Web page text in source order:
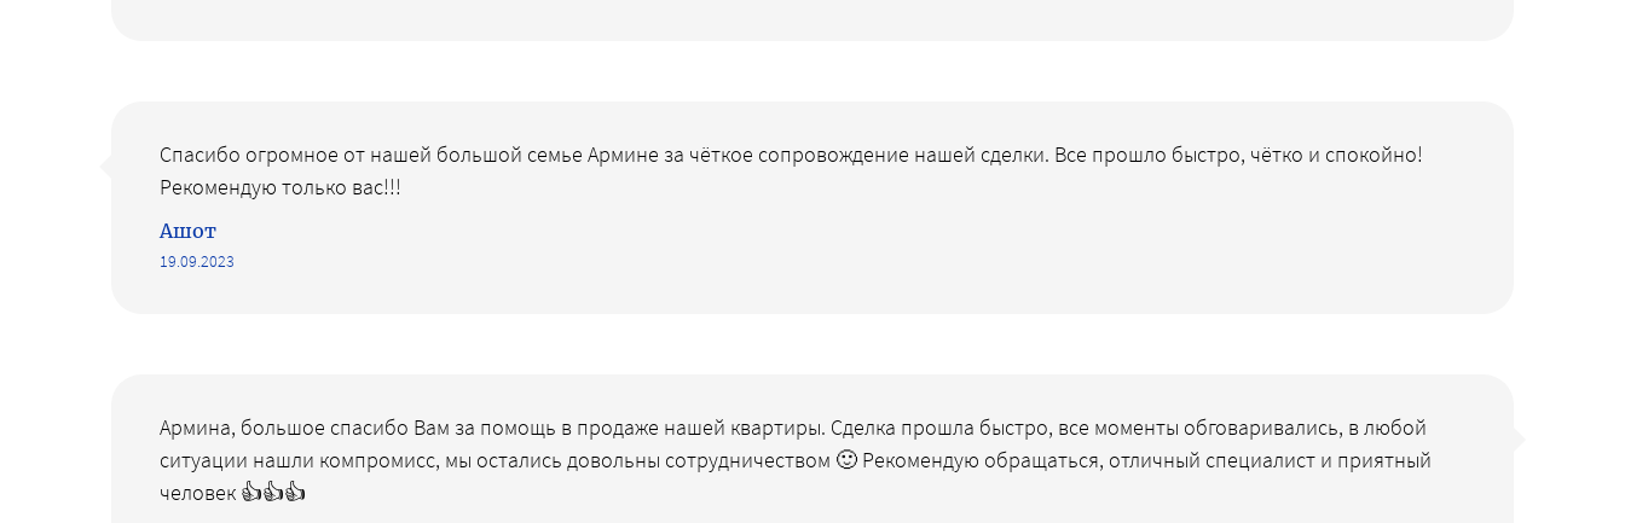
Спасибо огромное от нашей большой семье Армине за чёткое сопровождение нашей сделки. Все прошло быстро, чётко и спокойно!
Рекомендую только ваc!!!
Ашот
19.09.2023
Армина, большое спасибо Вам за помощь в продаже нашей квартиры. Сделка прошла быстро, все моменты обговаривались, в любой
ситуации нашли компромисс, мы остались довольны сотрудничеством 🙂 Рекомендую обращаться, отличный специалист и приятный
человек 👍👍👍